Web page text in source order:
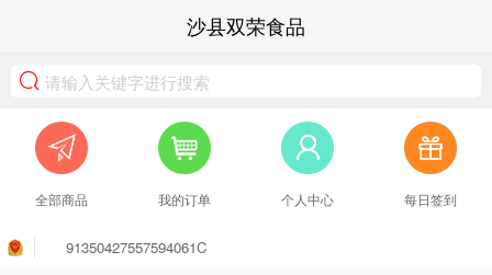
沙县双荣食品
全部商品 我的订单 个人中心 每日签到
91350427557594061C